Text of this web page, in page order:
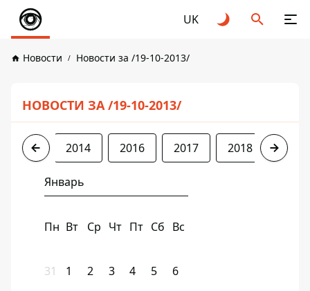
UK
Новости Новости за /19-10-2013/
НОВОСТИ ЗА /19-10-2013/
2013 2014 2016 2017 2018 2019
Январь
Пн Вт Ср Чт Пт Сб Вс
31 1 2 3 4 5 6